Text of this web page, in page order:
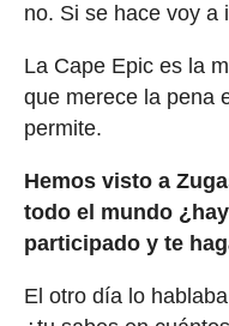
no. Si se hace voy a
La Cape Epic es la
que merece la pena
permite.
Hemos visto a
todo el mundo
participado y te
El otro día lo